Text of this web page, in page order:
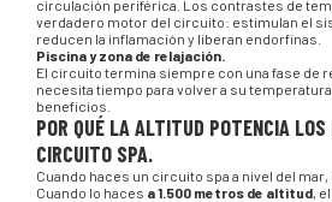
circulación periférica. Los contrastes de
verdadero motor del circuito: estimulan el
reducen la inflamación y liberan endorfinas.
Piscina y zona de relajación.
El circuito termina siempre con una fase de
necesita tiempo para volver a su
beneficios.
POR QUÉ LA ALTITUD POTENCIA LOS
CIRCUITO SPA.
Cuando haces un circuito spa a nivel del
Cuando lo haces a 1.500 metros de altitud,